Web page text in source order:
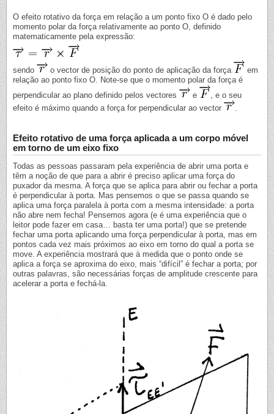
O efeito rotativo da força em relação a um ponto fixo O é dado pelo
momento polar da força relativamente ao ponto O, definido
matematicamente pela expressão:
sendo o vector de posição do ponto de aplicação da força
em
relação ao ponto fixo O. Note-se que o momento polar da força é
perpendicular ao plano definido pelos vectores
e
, e o seu
efeito é máximo quando a força for perpendicular ao vector
.
Efeito rotativo de uma força aplicada a um corpo móvel
em torno de um eixo fixo
Todas as pessoas passaram pela experiência de abrir uma porta e
têm a noção de que para a abrir é preciso aplicar uma força do
puxador da mesma. A força que se aplica para abrir ou fechar a porta
é perpendicular à porta. Mas pensemos o que se passa quando se
aplica uma força paralela à porta com a mesma intensidade: a porta
não abre nem fecha! Pensemos agora (e é uma experiência que o
leitor pode fazer em casa… basta ter uma porta!) que se pretende
fechar uma porta aplicando uma força perpendicular à porta, mas em
pontos cada vez mais próximos ao eixo em torno do qual a porta se
move. A experiência mostrará que à medida que o ponto onde se
aplica a força se aproxima do eixo, mais “difícil” é fechar a porta; por
outras palavras, são necessárias forças de amplitude crescente para
acelerar a porta e fechá-la.